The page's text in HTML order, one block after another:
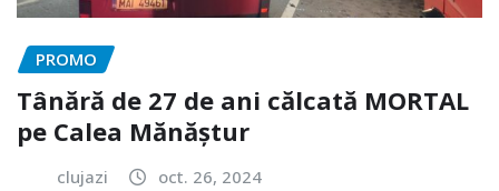
PROMO
Tânără de 27 de ani călcată MORTAL
pe Calea Mănăștur
clujazi oct. 26, 2024